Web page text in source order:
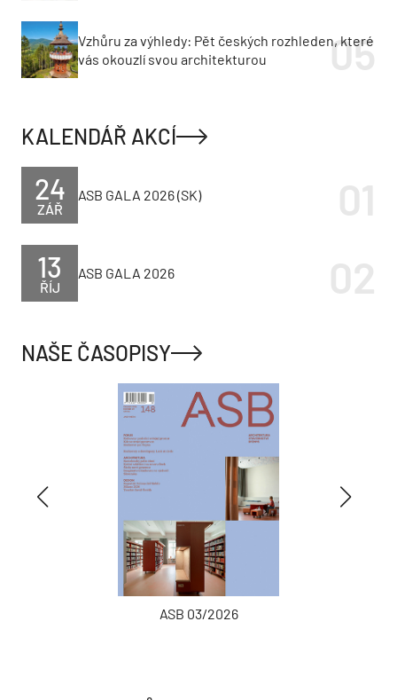
Vzhůru za výhledy: Pět českých rozhleden, které
vás okouzlí svou architekturou
KALENDÁŘ AKCÍ
ZÁŘ
24 ASB GALA 2026 (SK)
ŘÍJ
13 ASB GALA 2026
NAŠE ČASOPISY
ASB 03/2026